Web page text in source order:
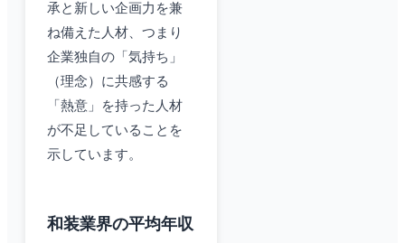
承と新しい企画力を兼
ね備えた人材、つまり
企業独自の「気持ち」
（理念）に共感する
「熱意」を持った人材
が不足していることを
示しています。
和装業界の平均年収